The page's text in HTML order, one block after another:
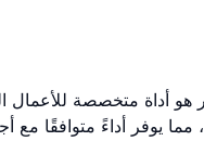
أداة متخصصة للأعمال